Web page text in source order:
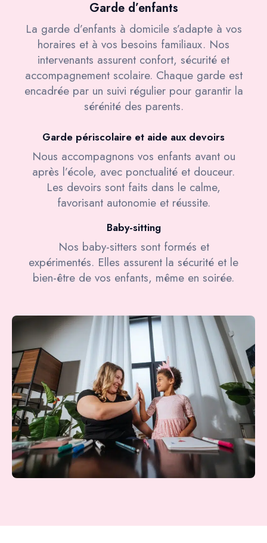
Garde d’enfants
La garde d’enfants à domicile s’adapte à vos
horaires et à vos besoins familiaux. Nos
intervenants assurent confort, sécurité et
accompagnement scolaire. Chaque garde est
encadrée par un suivi régulier pour garantir la
sérénité des parents.
Garde périscolaire et aide aux devoirs
Nous accompagnons vos enfants avant ou
après l’école, avec ponctualité et douceur.
Les devoirs sont faits dans le calme,
favorisant autonomie et réussite.
Baby-sitting
Nos baby-sitters sont formés et
expérimentés. Elles assurent la sécurité et le
bien-être de vos enfants, même en soirée.